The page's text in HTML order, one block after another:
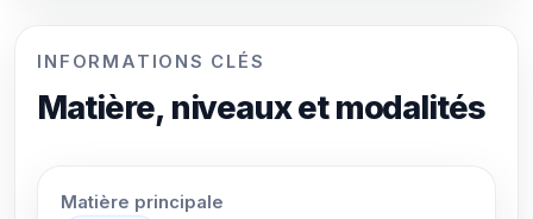
INFORMATIONS CLÉS
Matière, niveaux et modalités
Matière principale